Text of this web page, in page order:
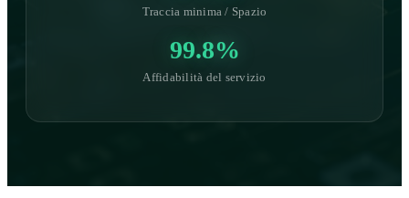
Traccia minima / Spazio
99.8%
Affidabilità del servizio